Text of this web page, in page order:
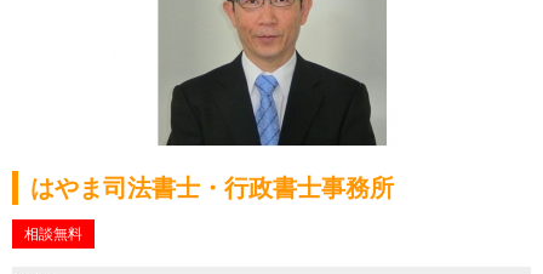
はやま司法書士・行政書士事務所
相談無料